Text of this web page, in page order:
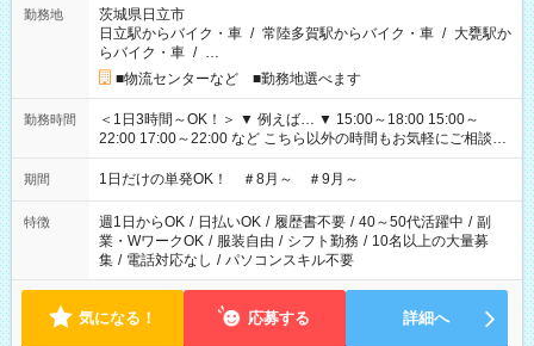
勤務地
茨城県日立市
日立駅からバイク・車 / 常陸多賀駅からバイク・車 / 大甕駅か
らバイク・車 / …
■物流センターなど ■勤務地選べます
勤務時間
＜1日3時間～OK！＞ ▼ 例えば… ▼ 15:00～18:00 15:00～
22:00 17:00～22:00 など こちら以外の時間もお気軽にご相談く
ださい！
期間 1日だけの単発OK！ ＃8月～ ＃9月～
特徴 週1日からOK / 日払いOK / 履歴書不要 / 40～50代活躍中 / 副
業・WワークOK / 服装自由 / シフト勤務 / 10名以上の大量募
集 / 電話対応なし / パソコンスキル不要
気になる！ 応募する 詳細へ